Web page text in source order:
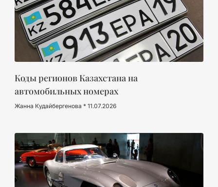
Коды регионов Казахстана на
автомобильных номерах
Жанна Кудайбергенова 11.07.2026